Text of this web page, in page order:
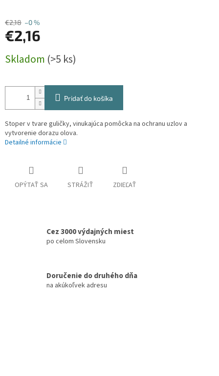
€2,18 –0 %
€2,16
cena:
Skladom (>5 ks)
Pridať do košíka
Stoper v tvare guličky, vinukajúca pomôcka na ochranu uzlov a
vytvorenie dorazu olova.
Detailné informácie
OPÝTAŤ SA STRÁŽIŤ ZDIEĽAŤ
Cez 3000 výdajných miest
po celom Slovensku
Doručenie do druhého dňa
na akúkoľvek adresu